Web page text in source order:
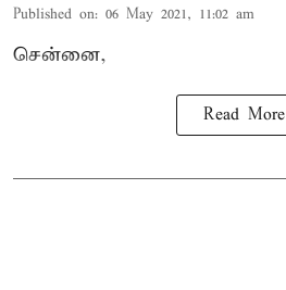
Published on: 06 May 2021, 11:02 am
சென்னை,
Read More